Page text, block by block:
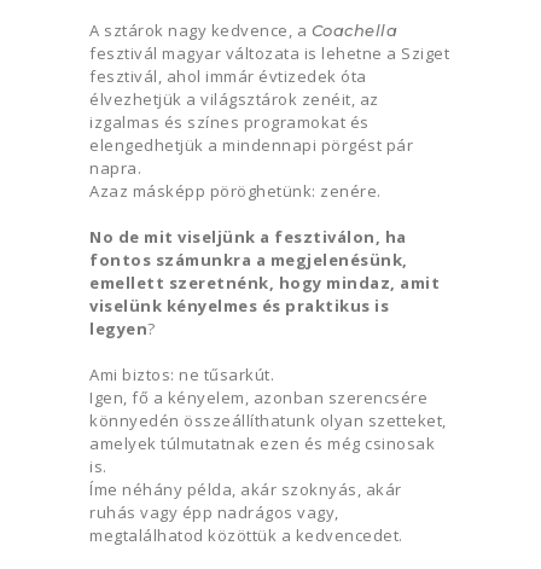
A sztárok nagy kedvence, a Coachella
fesztivál magyar változata is lehetne a Sziget
fesztivál, ahol immár évtizedek óta
élvezhetjük a világsztárok zenéit, az
izgalmas és színes programokat és
elengedhetjük a mindennapi pörgést pár
napra.
Azaz másképp pöröghetünk: zenére.
No de mit viseljünk a fesztiválon, ha
fontos számunkra a megjelenésünk,
emellett szeretnénk, hogy mindaz, amit
viselünk kényelmes és praktikus is
legyen?
Ami biztos: ne tűsarkút.
Igen, fő a kényelem, azonban szerencsére
könnyedén összeállíthatunk olyan szetteket,
amelyek túlmutatnak ezen és még csinosak
is.
Íme néhány példa, akár szoknyás, akár
ruhás vagy épp nadrágos vagy,
megtalálhatod közöttük a kedvencedet.